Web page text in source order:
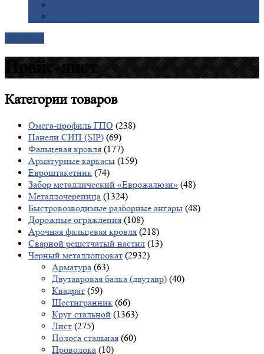
Прайс-лист
Категориитоваров
Омега-профиль ГПО (238)
Панели СИП (SIP) (69)
Фальцевая кровля (177)
Арматурные каркасы (159)
Евроштакетник (74)
Забор металлический «Еврожалюзи» (48)
Металлочерепица (1324)
Быстровозводимые разборные ангары (48)
Дорожные ограждения (108)
Арочная фальцевая кровля (218)
Сварной решетчатый настил (13)
Черный металлопрокат (2932)
Арматура (63)
Двутавровая балка (двутавр) (40)
Квадрат (59)
Шестигранник (66)
Круг стальной (1363)
Лист (275)
Полоса стальная (60)
Проволока (10)